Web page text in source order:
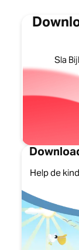
Sla
Help de